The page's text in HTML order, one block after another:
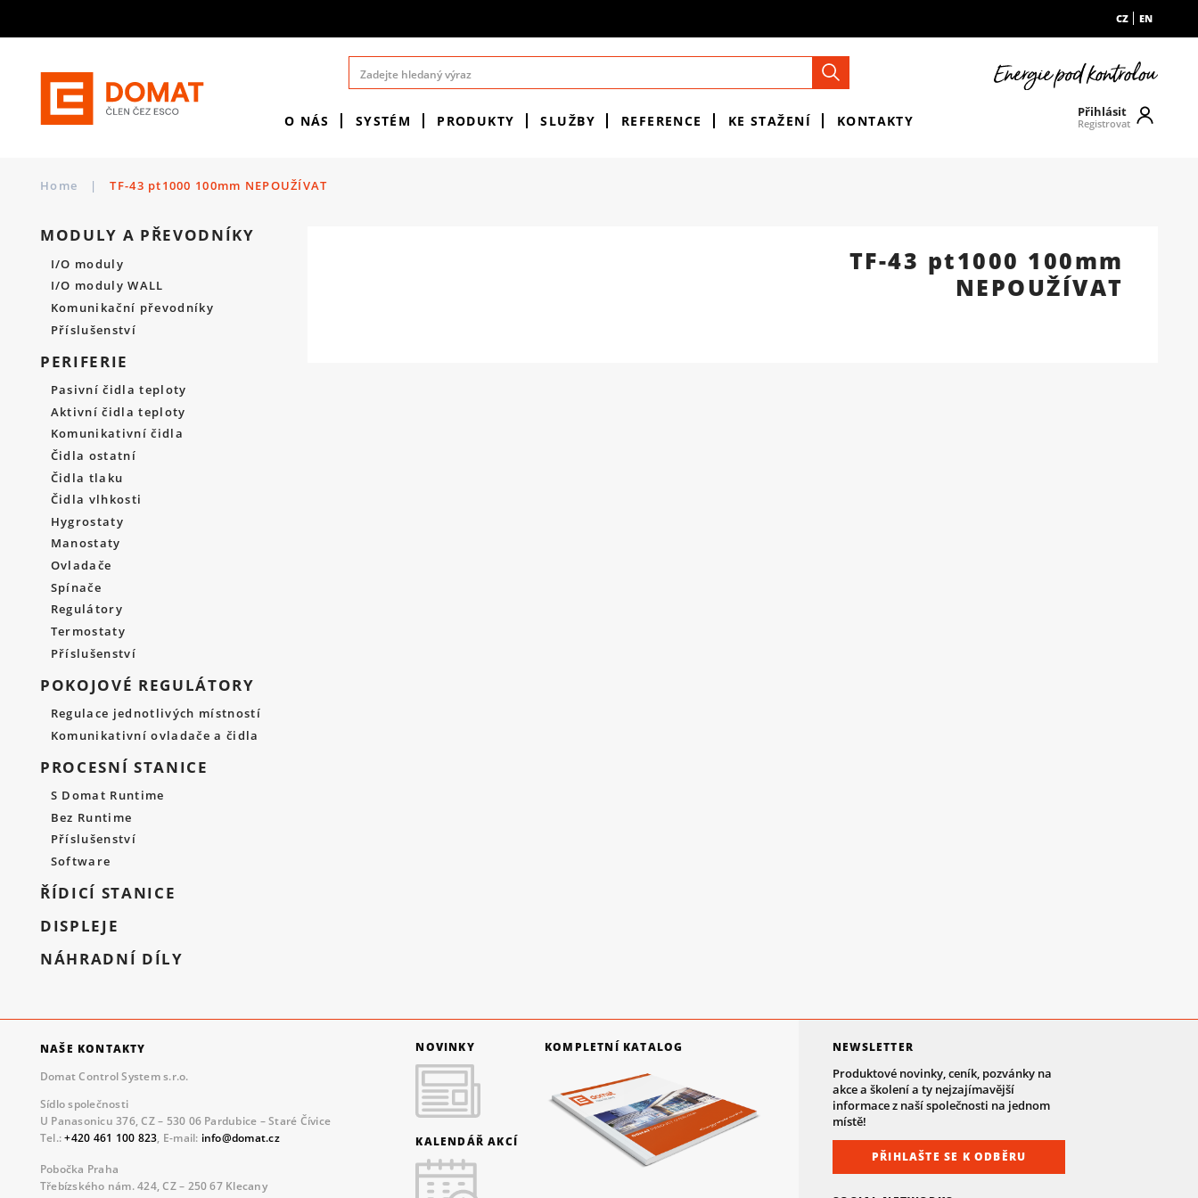
CZ EN
O NÁS SYSTÉM PRODUKTY SLUŽBY REFERENCE KE STAŽENÍ KONTAKTY
Přihlásit
Registrovat
Home | TF-43 pt1000 100mm NEPOUŽÍVAT
MODULY A PŘEVODNÍKY
I/O moduly
I/O moduly WALL
Komunikační převodníky
Příslušenství
PERIFERIE
Pasivní čidla teploty
Aktivní čidla teploty
Komunikativní čidla
Čidla ostatní
Čidla tlaku
Čidla vlhkosti
Hygrostaty
Manostaty
Ovladače
Spínače
Regulátory
Termostaty
Příslušenství
POKOJOVÉ REGULÁTORY
Regulace jednotlivých místností
Komunikativní ovladače a čidla
PROCESNÍ STANICE
S Domat Runtime
Bez Runtime
Příslušenství
Software
ŘÍDICÍ STANICE
DISPLEJE
NÁHRADNÍ DÍLY
TF-43 pt1000 100mm
NEPOUŽÍVAT
NEWSLETTER
Produktové novinky, ceník, pozvánky na
akce a školení a ty nejzajímavější
informace z naší společnosti na jednom
místě!
PŘIHLAŠTE SE K ODBĚRU
NOVINKY
KALENDÁŘ AKCÍ
KOMPLETNÍ KATALOG
NAŠE KONTAKTY
Domat Control System s.r.o.
Sídlo společnosti
U Panasonicu 376, CZ – 530 06 Pardubice – Staré Čívice
Tel.:+420 461 100 823, E-mail: info@domat.cz
Pobočka Praha
Třebízského nám. 424, CZ – 250 67 Klecany